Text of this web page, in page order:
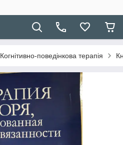
Когнітивно-поведінкова терапія